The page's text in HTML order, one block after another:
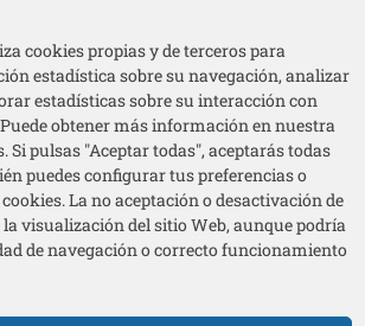
cookies propias y de terceros para
estadística sobre su navegación, analizar
estadísticas sobre su interacción con
obtener más información en nuestra
Si pulsas "Aceptar todas", aceptarás todas
puedes configurar tus preferencias o
La no aceptación o desactivación de
visualización del sitio Web, aunque podría
de navegación o correcto funcionamiento
Gobierno de Navarra